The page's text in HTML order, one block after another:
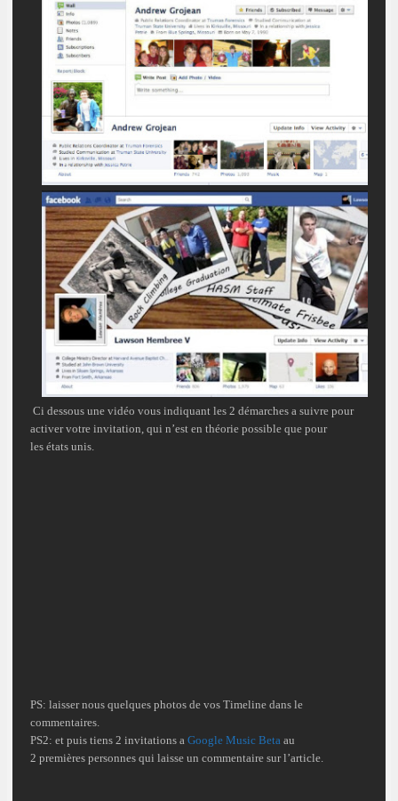
Ci dessous une vidéo vous indiquant les 2 démarches a suivre pour
activer votre invitation, qui n’est en théorie possible que pour
les états unis.
PS: laisser nous quelques photos de vos Timeline dans le
commentaires.
PS2: et puis tiens 2 invitations a Google Music Beta au
2 premières personnes qui laisse un commentaire sur l’article.